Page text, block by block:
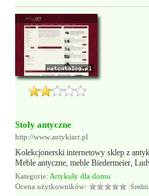
Stoły antyczne
http://www.antykiart.pl
Kolekcjonerski internetowy sklep z
Meble antyczne, meble Biedermeier,
Kategorie: Artykuły dla domu
Ocena użytkowników: